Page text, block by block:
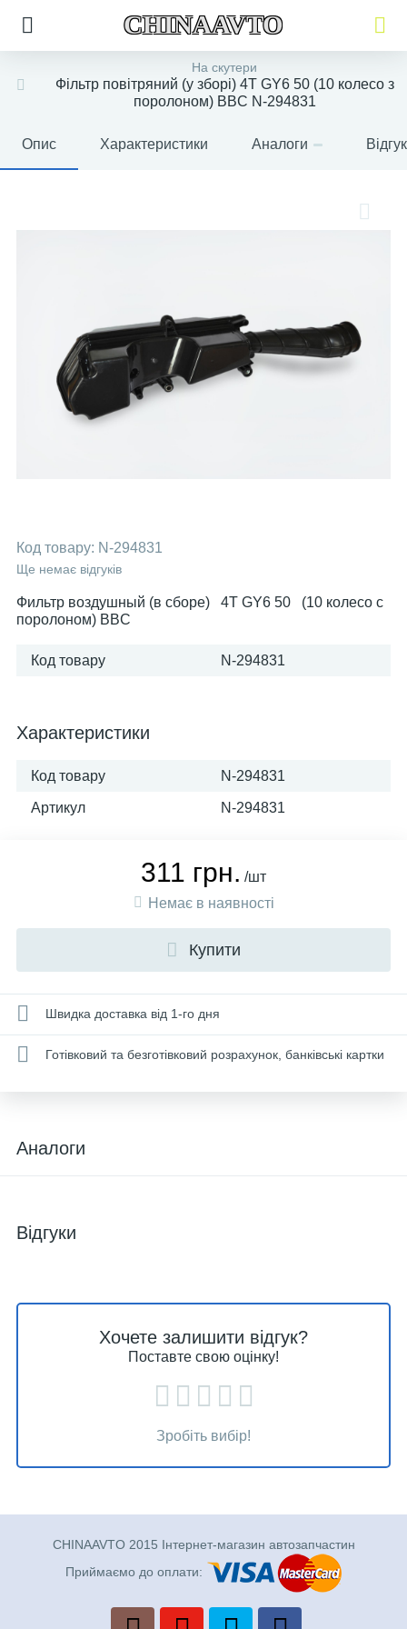
CHINAAVTO
На скутери
Фільтр повітряний (у зборі) 4T GY6 50 (10 колесо з
поролоном) BBC N-294831
Опис Характеристики Аналоги
Код товару: N-294831
Ще немає відгуків
Фильтр воздушный (в сборе) 4T GY6 50 (10 колесо с
поролоном) BBC
Код товару N-294831
Характеристики
Код товару N-294831
Артикул N-294831
311 грн. /шт
Немає в наявності
Купити
Швидка доставка від 1-го дня
Готівковий та безготівковий розрахунок, банківські картки
Аналоги
Відгуки
Хочете залишити відгук?
Поставте свою оцінку!
Зробіть вибір!
CHINAAVTO 2015 Інтернет-магазин автозапчастин
Приймаємо до оплати: